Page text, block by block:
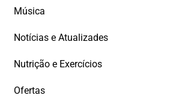
Música
Notícias e Atualizades
Nutrição e Exercícios
Ofertas